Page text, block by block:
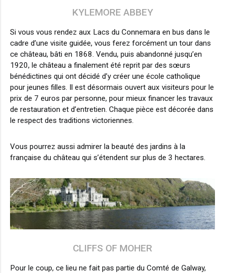
KYLEMORE ABBEY
Si vous vous rendez aux Lacs du Connemara en bus dans le
cadre d’une visite guidée, vous ferez forcément un tour dans
ce château, bâti en 1868. Vendu, puis abandonné jusqu’en
1920, le château a finalement été reprit par des sœurs
bénédictines qui ont décidé d’y créer une école catholique
pour jeunes filles. Il est désormais ouvert aux visiteurs pour le
prix de 7 euros par personne, pour mieux financer les travaux
de restauration et d’entretien. Chaque pièce est décorée dans
le respect des traditions victoriennes.
Vous pourrez aussi admirer la beauté des jardins à la
française du château qui s’étendent sur plus de 3 hectares.
CLIFFS OF MOHER
Pour le coup, ce lieu ne fait pas partie du Comté de Galway,